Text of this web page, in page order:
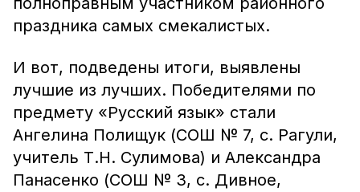
праздника самых смекалистых.
И вот, подведены итоги, выявлены
лучшие из лучших. Победителями по
предмету «Русский язык» стали
Ангелина Полищук (СОШ № 7, с. Рагули,
учитель Т.Н. Сулимова) и Александра
Панасенко (СОШ № 3, с. Дивное,